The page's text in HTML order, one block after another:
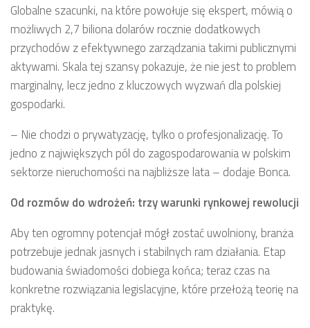
Globalne szacunki, na które powołuje się ekspert, mówią o
możliwych 2,7 biliona dolarów rocznie dodatkowych
przychodów z efektywnego zarządzania takimi publicznymi
aktywami. Skala tej szansy pokazuje, że nie jest to problem
marginalny, lecz jedno z kluczowych wyzwań dla polskiej
gospodarki.
– Nie chodzi o prywatyzację, tylko o profesjonalizację. To
jedno z największych pól do zagospodarowania w polskim
sektorze nieruchomości na najbliższe lata – dodaje Bonca.
Od rozmów do wdrożeń: trzy warunki rynkowej rewolucji
Aby ten ogromny potencjał mógł zostać uwolniony, branża
potrzebuje jednak jasnych i stabilnych ram działania. Etap
budowania świadomości dobiega końca; teraz czas na
konkretne rozwiązania legislacyjne, które przełożą teorię na
praktykę.